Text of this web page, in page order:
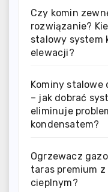
Czy komin
rozwiązanie?
stalowy system
elewacji?
Kominy
– jak dobrać
eliminuje
kondensatem?
Ogrzewacz
taras premium
cieplnym?